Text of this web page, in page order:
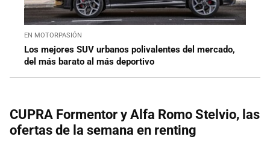
EN MOTORPASIÓN
Los mejores SUV urbanos polivalentes del mercado,
del más barato al más deportivo
CUPRA Formentor y Alfa Romo Stelvio, las
ofertas de la semana en renting